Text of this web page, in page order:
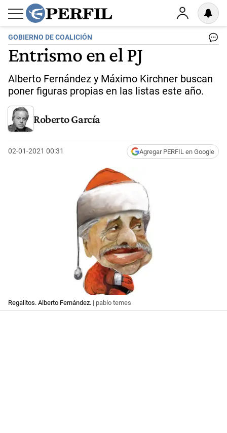
GOBIERNO DE COALICIÓN
Entrismo en el PJ
Alberto Fernández y Máximo Kirchner buscan
poner figuras propias en las listas este año.
Roberto García
02-01-2021 00:31 Agregar PERFIL en Google
Regalitos. Alberto Fernández. | pablo temes